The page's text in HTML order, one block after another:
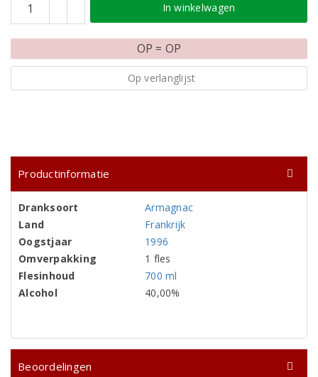
In winkelwagen
OP = OP
Op verlanglijst
Productinformatie
Dranksoort
Armagnac
Land
Frankrijk
Oogstjaar
1996
Omverpakking
1 fles
Flesinhoud
700 ml
Alcohol
40,00%
Beoordelingen